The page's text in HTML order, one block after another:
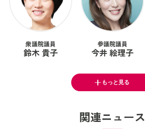
衆議院議員
鈴木 貴子
参議院議員
今井 絵理子
もっと見る
関連ニュース